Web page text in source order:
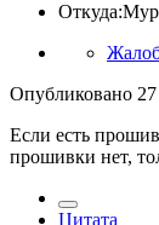
Откуда:
Опубликовано
Если есть
прошивки нет,
Цитата